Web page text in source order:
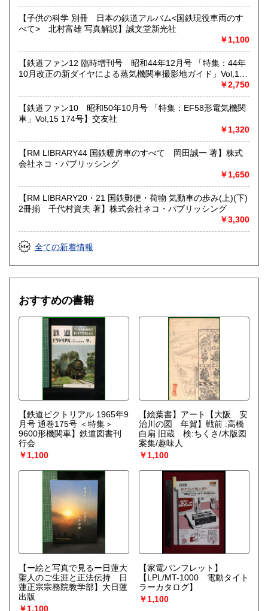
取り扱い分野
近代文献、趣味、サブカルチャー、古書一般（その他）
【子供の科学 別冊 日本の鉄道アルバム<国鉄現役車両のす
べて> 北村富雄 写真解説】誠文堂新光社
￥1,100
【鉄道ファン12 臨時増刊号 昭和44年12月号 「特集：44年
10月改正の新ダイヤによる蒸気機関車撮影地ガイド」Vol,19
￥2,750
【鉄道ファン10 昭和50年10月号 「特集：EF58形電気機関
車」Vol,15 174号】交友社
￥1,320
【RM LIBRARY44 国鉄暖房車のすべて 岡田誠一 著】株式
会社ネコ・パブリッシング
￥1,650
【RM LIBRARY20・21 国鉄郵便・荷物 気動車の歩み(上)(下)
2冊揃 千代村資夫 著】株式会社ネコ・パブリッシング
￥3,300
全ての新着情報
おすすめの書籍
【鉄道ピクトリアル 1965年9
月号 通巻175号 ＜特集＞
9600形機関車】鉄道図書刊
行会
￥1,100
【絵葉書】アート【大阪 安
治川の図 年賀】戦前 :高橋
白扇 旧蔵 検:ちくさ/木版図
案集/趣味人
￥1,100
【ー絵と写真で見るー日蓮大
聖人のご生涯と正法伝持 日
蓮正宗宗務院教学部】大日蓮
出版
￥1,100
【家電パンフレット】
【LPL/MT-1000 電動タイト
ラーカタログ】
￥1,100